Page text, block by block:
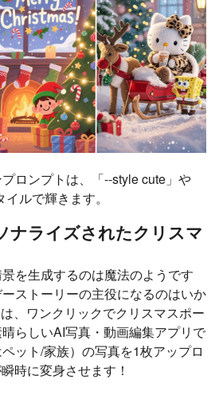
ロンプトは、「--style cute」や
ルで輝きます。
ナライズされたクリスマ
を生成するのは魔法のようです
ストーリーの主役になるのはいか
は、ワンクリックでクリスマスポー
らしいAI写真・動画編集アプリで
ット/家族）の写真を1枚アップロ
時に変身させます！